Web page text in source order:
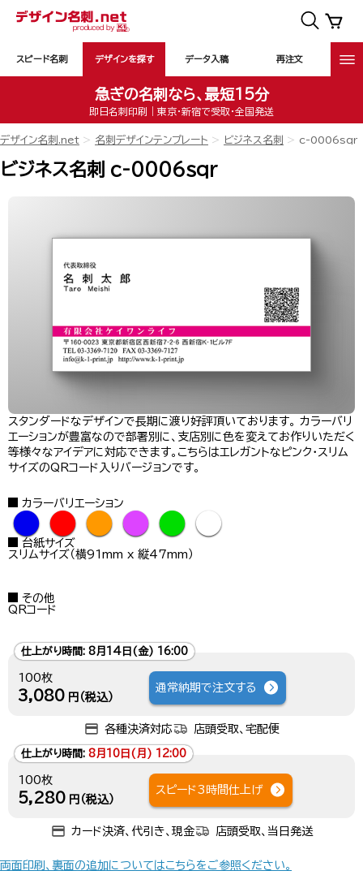
スピード名刺 デザインを探す データ入稿 再注文
急ぎの名刺なら、最短15分
即日名刺印刷｜東京・新宿で受取・全国発送
デザイン名刺.net 名刺デザインテンプレート ビジネス名刺 c-0006sqr
ビジネス名刺 c-0006sqr
スタンダードなデザインで長期に渡り好評頂いております。 カラーバリ
エーションが豊富なので部署別に、支店別に色を変えてお作りいただく
等様々なアイデアに対応できます。こちらはエレガントなピンク・スリム
サイズのQRコード入りバージョンです。
カラーバリエーション
● ● ● ● ● ●
台紙サイズ
スリムサイズ（横91mm x 縦47mm）
その他
QRコード
仕上がり時間: 8月14日(金) 16:00
100枚
3,080 円（税込）
通常納期で注文する
各種決済対応 店頭受取、宅配便
仕上がり時間: 8月10日(月) 12:00
100枚
5,280 円（税込）
スピード3時間仕上げ
カード決済、代引き、現金 店頭受取、当日発送
両面印刷、裏面の追加についてはこちらをご参照ください。